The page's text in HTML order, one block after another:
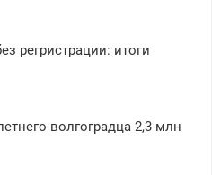
регристрации: итоги
волгоградца 2,3 млн